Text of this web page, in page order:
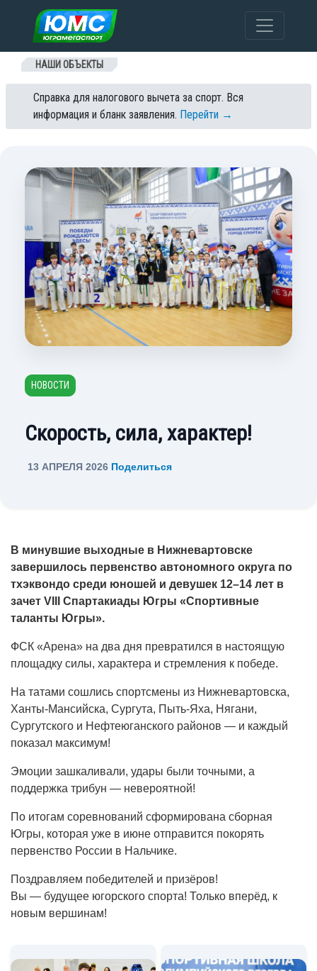
Перейти к содержанию
НАШИ ОБЪЕКТЫ
Справка для налогового вычета за спорт. Вся
информация и бланк заявления. Перейти →
НОВОСТИ
Скорость, сила, характер!
13 АПРЕЛЯ 2026 Поделиться
В минувшие выходные в Нижневартовске
завершилось первенство автономного округа по
тхэквондо среди юношей и девушек 12–14 лет в
зачет VIII Спартакиады Югры «Спортивные
таланты Югры».
ФСК «Арена» на два дня превратился в настоящую
площадку силы, характера и стремления к победе.
На татами сошлись спортсмены из Нижневартовска,
Ханты-Мансийска, Сургута, Пыть-Яха, Нягани,
Сургутского и Нефтеюганского районов — и каждый
показал максимум!
Эмоции зашкаливали, удары были точными, а
поддержка трибун — невероятной!
По итогам соревнований сформирована сборная
Югры, которая уже в июне отправится покорять
первенство России в Нальчике.
Поздравляем победителей и призёров!
Вы — будущее югорского спорта! Только вперёд, к
новым вершинам!